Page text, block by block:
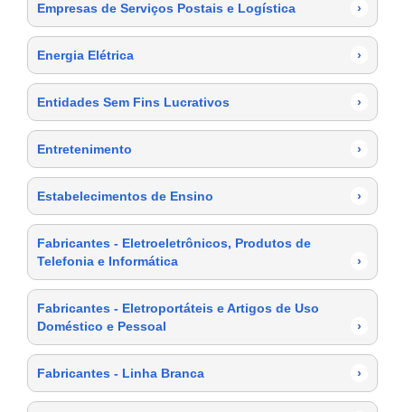
Empresas de Serviços Postais e Logística ›
Energia Elétrica ›
Entidades Sem Fins Lucrativos ›
Entretenimento ›
Estabelecimentos de Ensino ›
Fabricantes - Eletroeletrônicos, Produtos de
Telefonia e Informática
›
Fabricantes - Eletroportáteis e Artigos de Uso
Doméstico e Pessoal
›
Fabricantes - Linha Branca ›